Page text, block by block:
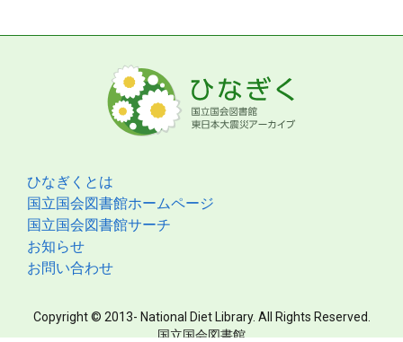
ひなぎくとは
国立国会図書館ホームページ
国立国会図書館サーチ
お知らせ
お問い合わせ
Copyright © 2013- National Diet Library. All Rights Reserved.